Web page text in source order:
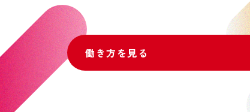
働き方を見る